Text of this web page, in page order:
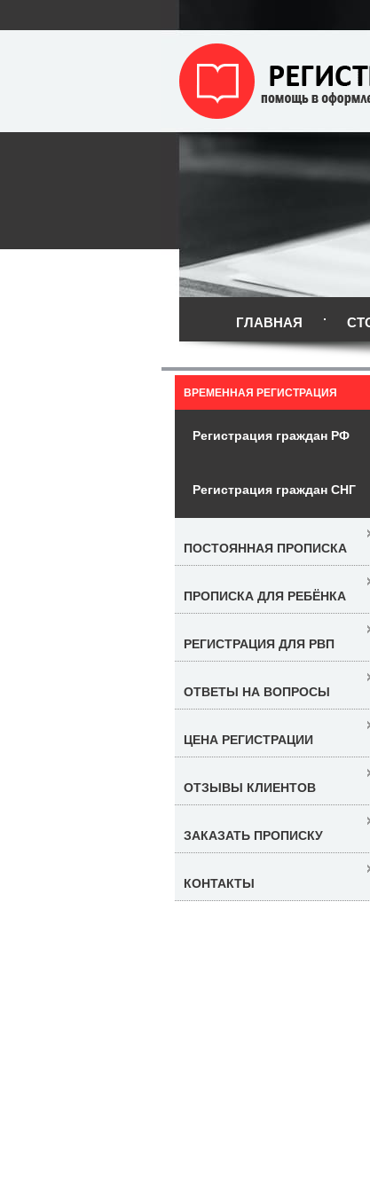
ГЛАВНАЯ
ВРЕМЕННАЯ РЕГИСТРАЦИЯ
Регистрация граждан РФ
Регистрация граждан СНГ
ПОСТОЯННАЯ ПРОПИСКА
ПРОПИСКА ДЛЯ РЕБЁНКА
РЕГИСТРАЦИЯ ДЛЯ РВП
ОТВЕТЫ НА ВОПРОСЫ
ЦЕНА РЕГИСТРАЦИИ
ОТЗЫВЫ КЛИЕНТОВ
ЗАКАЗАТЬ ПРОПИСКУ
КОНТАКТЫ